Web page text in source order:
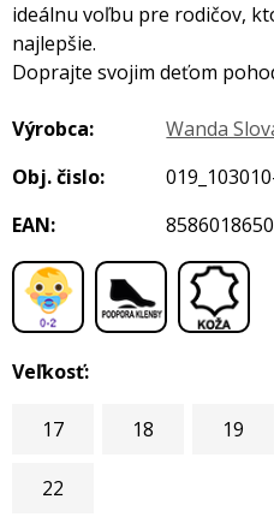
ideálnu voľbu pre rodičov,
najlepšie.
Doprajte svojim deťom
Výrobca:
Wanda
Obj. čislo:
EAN:
Veľkosť:
17 18 19
22